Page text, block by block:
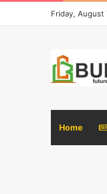
Friday, August
Home